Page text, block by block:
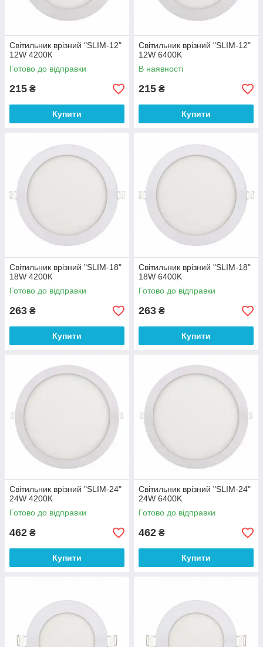
Світильник врізний "SLIM-12"
12W 4200К
Готово до відправки
215 ₴
Купити
Світильник врізний "SLIM-12"
12W 6400K
В наявності
215 ₴
Купити
Світильник врізний "SLIM-18"
18W 4200К
Готово до відправки
263 ₴
Купити
Світильник врізний "SLIM-18"
18W 6400K
Готово до відправки
263 ₴
Купити
Світильник врізний "SLIM-24"
24W 4200К
Готово до відправки
462 ₴
Купити
Світильник врізний "SLIM-24"
24W 6400K
Готово до відправки
462 ₴
Купити